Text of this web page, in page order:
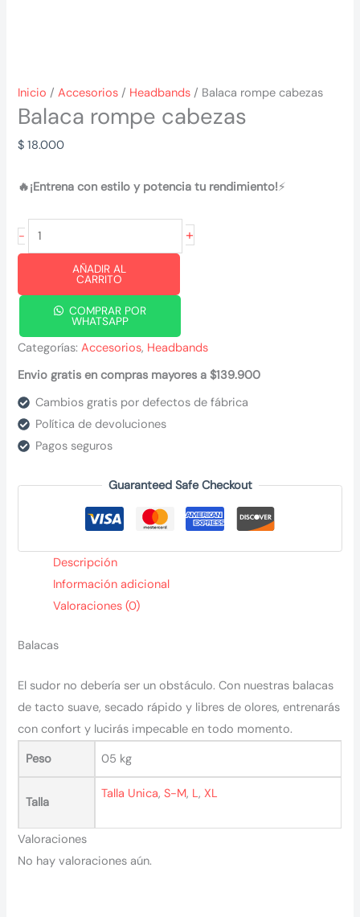
Inicio /Accesorios / Headbands / Balaca rompe cabezas
Balaca rompe cabezas
$ 18.000
🔥¡Entrena con estilo y potencia tu rendimiento!⚡
-
Balaca
rompe
cantidad
+
AÑADIR AL
CARRITO
COMPRAR POR
WHATSAPP
Categorías:Accesorios, Headbands
Envio gratis en compras mayores a $139.900
Cambios gratis por defectos de fábrica
Política de devoluciones
Pagos seguros
Guaranteed Safe Checkout
Descripción
Información adicional
Valoraciones (0)
Balacas
El sudor no debería ser un obstáculo. Con nuestras balacas
de tacto suave, secado rápido y libres de olores, entrenarás
con confort y lucirás impecable en todo momento.
Peso
05 kg
Talla
Talla Unica, S-M, L, XL
Valoraciones
No hay valoraciones aún.